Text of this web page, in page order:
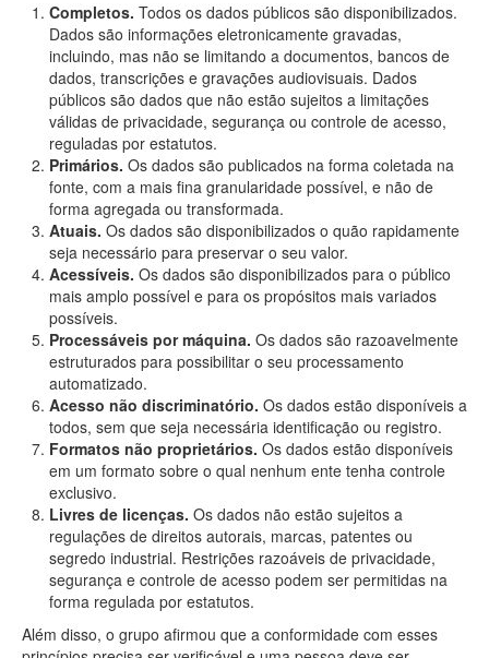
Completos. Todos os dados públicos são disponibilizados.
Dados são informações eletronicamente gravadas,
incluindo, mas não se limitando a documentos, bancos de
dados, transcrições e gravações audiovisuais. Dados
públicos são dados que não estão sujeitos a limitações
válidas de privacidade, segurança ou controle de acesso,
reguladas por estatutos.
Primários. Os dados são publicados na forma coletada na
fonte, com a mais fina granularidade possível, e não de
forma agregada ou transformada.
Atuais. Os dados são disponibilizados o quão rapidamente
seja necessário para preservar o seu valor.
Acessíveis. Os dados são disponibilizados para o público
mais amplo possível e para os propósitos mais variados
possíveis.
Processáveis por máquina. Os dados são razoavelmente
estruturados para possibilitar o seu processamento
automatizado.
Acesso não discriminatório. Os dados estão disponíveis a
todos, sem que seja necessária identificação ou registro.
Formatos não proprietários. Os dados estão disponíveis
em um formato sobre o qual nenhum ente tenha controle
exclusivo.
Livres de licenças. Os dados não estão sujeitos a
regulações de direitos autorais, marcas, patentes ou
segredo industrial. Restrições razoáveis de privacidade,
segurança e controle de acesso podem ser permitidas na
forma regulada por estatutos.
Além disso, o grupo afirmou que a conformidade com esses